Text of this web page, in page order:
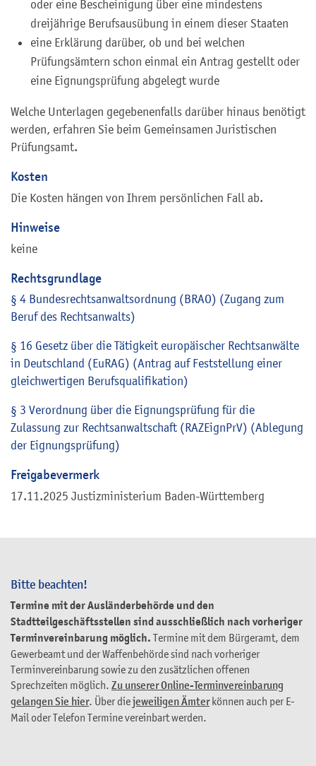
Bitte beachten!
Termine mit der Ausländerbehörde und den
Stadtteilgeschäftsstellen sind ausschließlich nach vorheriger
Terminvereinbarung möglich. Termine mit dem Bürgeramt, dem
Gewerbeamt und der Waffenbehörde sind nach vorheriger
Terminvereinbarung sowie zu den zusätzlichen offenen
Sprechzeiten möglich. Zu unserer Online-Terminvereinbarung
gelangen Sie hier. Über diejeweiligen Ämterkönnen auch per E-
Mail oder Telefon Termine vereinbart werden.
oder eine Bescheinigung über eine mindestens
dreijährige Berufsausübung in einem dieser Staaten
eine Erklärung darüber, ob und bei welchen
Prüfungsämtern schon einmal ein Antrag gestellt oder
eine Eignungsprüfung abgelegt wurde
Welche Unterlagen gegebenenfalls darüber hinaus benötigt
werden, erfahren Sie beim Gemeinsamen Juristischen
Prüfungsamt.
Kosten
Die Kosten hängen von Ihrem persönlichen Fall ab.
Hinweise
keine
Rechtsgrundlage
§ 4 Bundesrechtsanwaltsordnung (BRAO) (Zugang zum
Beruf des Rechtsanwalts)
§ 16 Gesetz über die Tätigkeit europäischer Rechtsanwälte
in Deutschland (EuRAG) (Antrag auf Feststellung einer
gleichwertigen Berufsqualifikation)
§ 3 Verordnung über die Eignungsprüfung für die
Zulassung zur Rechtsanwaltschaft (RAZEignPrV) (Ablegung
der Eignungsprüfung)
Freigabevermerk
17.11.2025 Justizministerium Baden-Württemberg